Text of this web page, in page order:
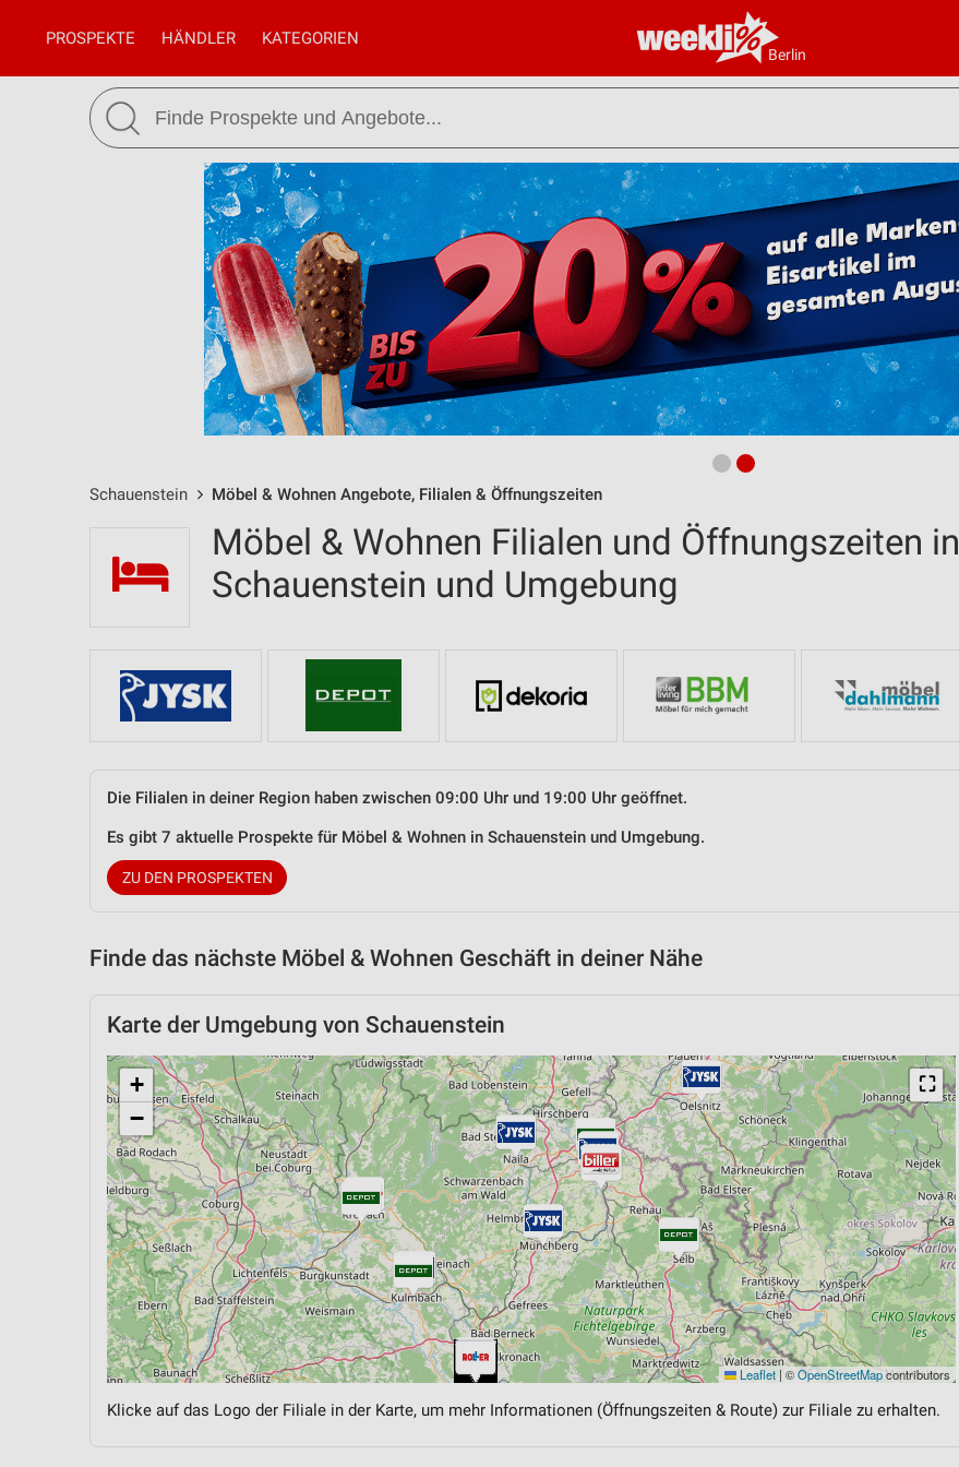
Berlin
PROSPEKTE HÄNDLER KATEGORIEN
Schauenstein Möbel & Wohnen Angebote, Filialen & Öffnungszeiten
Möbel & Wohnen Filialen und Öffnungszeiten in
Schauenstein und Umgebung
Die Filialen in deiner Region haben zwischen 09:00 Uhr und 19:00 Uhr geöffnet.
Es gibt 7 aktuelle Prospekte für Möbel & Wohnen in Schauenstein und Umgebung.
ZU DEN PROSPEKTEN
Finde das nächste Möbel & Wohnen Geschäft in deiner Nähe
Karte der Umgebung von Schauenstein
⛶
+
−
Leaflet | ©OpenStreetMapcontributors
Klicke auf das Logo der Filiale in der Karte, um mehr Informationen (Öffnungszeiten & Route) zur Filiale zu erhalten.